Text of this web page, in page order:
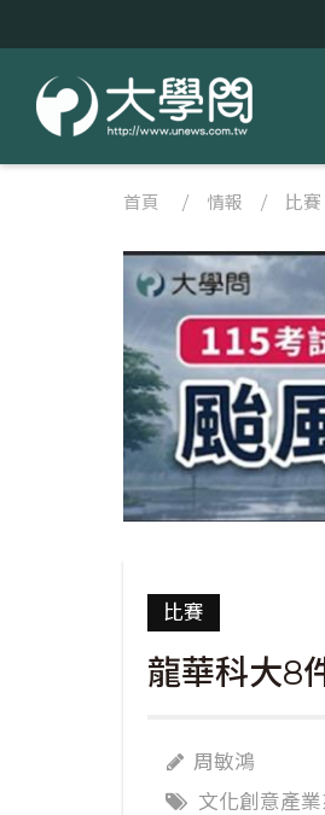
首頁 / 情報 / 比賽
比賽
龍華科大8
周敏鴻
文化創意產業